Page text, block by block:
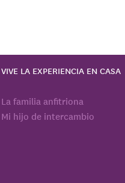
VIVE LA EXPERIENCIA EN CASA
La familia anfitriona
Mi hijo de intercambio